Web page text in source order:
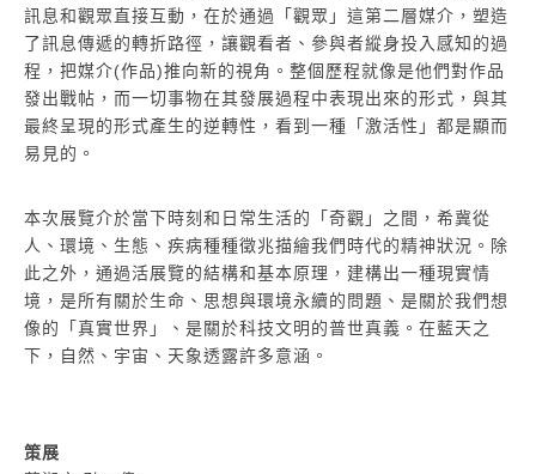
訊息和觀眾直接互動，在於通過「觀眾」這第二層媒介，塑造
了訊息傳遞的轉折路徑，讓觀看者、參與者縱身投入感知的過
程，把媒介(作品)推向新的視角。整個歷程就像是他們對作品
發出戰帖，而一切事物在其發展過程中表現出來的形式，與其
最終呈現的形式產生的逆轉性，看到一種「激活性」都是顯而
易見的。
本次展覽介於當下時刻和日常生活的「奇觀」之間，希冀從
人、環境、生態、疾病種種徵兆描繪我們時代的精神狀況。除
此之外，通過活展覽的結構和基本原理，建構出一種現實情
境，是所有關於生命、思想與環境永續的問題、是關於我們想
像的「真實世界」、是關於科技文明的普世真義。在藍天之
下，自然、宇宙、天象透露許多意涵。
策展